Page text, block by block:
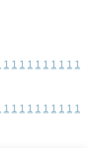
1 1 1 1 1 1 1 1 1 1
1 1 1 1 1 1 1 1 1 1